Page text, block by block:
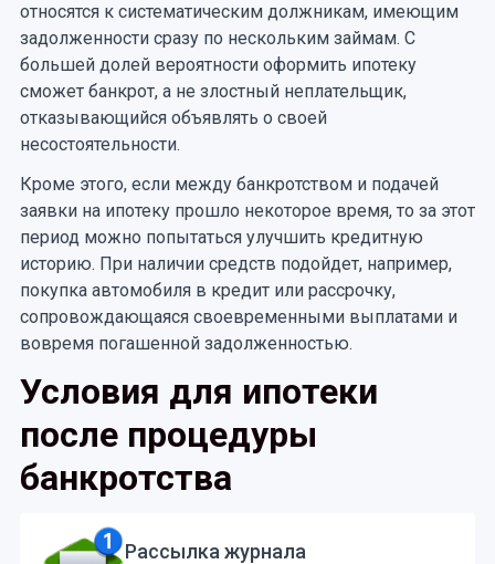
относятся к систематическим должникам, имеющим
задолженности сразу по нескольким займам. С
большей долей вероятности оформить ипотеку
сможет банкрот, а не злостный неплательщик,
отказывающийся объявлять о своей
несостоятельности.
Кроме этого, если между банкротством и подачей
заявки на ипотеку прошло некоторое время, то за этот
период можно попытаться улучшить кредитную
историю. При наличии средств подойдет, например,
покупка автомобиля в кредит или рассрочку,
сопровождающаяся своевременными выплатами и
вовремя погашенной задолженностью.
Условия для ипотеки
после процедуры
банкротства
Рассылка журнала